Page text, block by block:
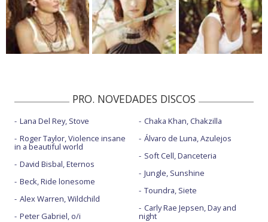
PRO. NOVEDADES DISCOS
Lana Del Rey, Stove
Roger Taylor, Violence insane
in a beautiful world
David Bisbal, Eternos
Beck, Ride lonesome
Alex Warren, Wildchild
Peter Gabriel, o/i
Chaka Khan, Chakzilla
Álvaro de Luna, Azulejos
Soft Cell, Danceteria
Jungle, Sunshine
Toundra, Siete
Carly Rae Jepsen, Day and
night